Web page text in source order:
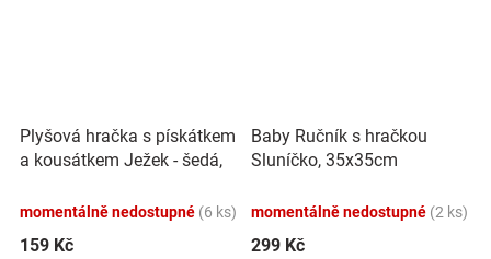
Plyšová hračka s pískátkem
a kousátkem Ježek - šedá,
momentálně nedostupné (6 ks)
159 Kč
Baby Ručník s hračkou
Sluníčko, 35x35cm
momentálně nedostupné (2 ks)
299 Kč